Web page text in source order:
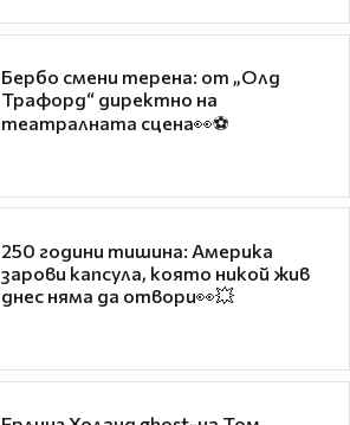
Бербо смени терена: от „Олд
Трафорд“ директно на
театралната сцена👀⚽
250 години тишина: Америка
зарови капсула, която никой жив
днес няма да отвори👀💥